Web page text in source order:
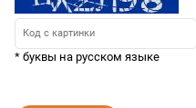
* буквы на русском языке